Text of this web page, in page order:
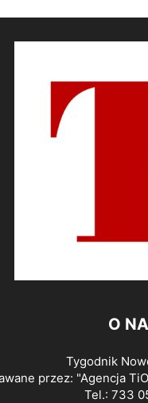
O
Tygodnik
przez: "Agencja
Tel.: 733